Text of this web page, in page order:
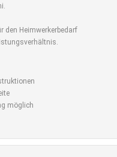
den Heimwerkerbedarf
möglich